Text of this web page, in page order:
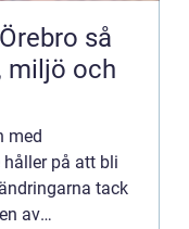
så
miljö och
med
på att bli
tack
av